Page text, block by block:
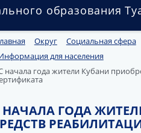
образования
Округ Социальная сфера
для населения
начала года жители Кубани
НАЧАЛА ГОДА